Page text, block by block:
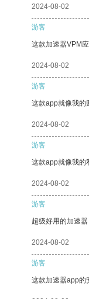
2024-08-02
游客
这款加速器VPM
2024-08-02
游客
这款app就像我的
2024-08-02
游客
这款app就像我的
2024-08-02
游客
超级好用的加速
2024-08-02
游客
这款加速器app的